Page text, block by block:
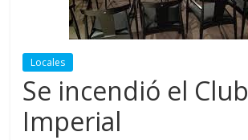
Locales
Se incendió el Club
Imperial